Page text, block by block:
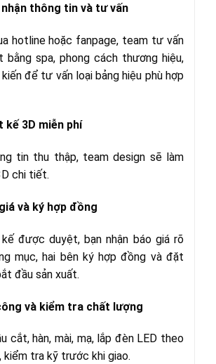
thông tin và tư vấn
hotline hoặc fanpage, team tư vấn
bằng spa, phong cách thương hiệu,
để tư vấn loại bảng hiệu phù hợp
kế 3D miễn phí
tin thu thập, team design sẽ làm
chi tiết.
và ký hợp đồng
được duyệt, bạn nhận báo giá rõ
mục, hai bên ký hợp đồng và đặt
đầu sản xuất.
và kiểm tra chất lượng
cắt, hàn, mài, mạ, lắp đèn LED theo
tra kỹ trước khi giao.